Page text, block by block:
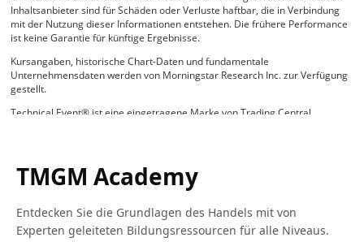
TMGM Academy
Entdecken Sie die Grundlagen des Handels mit von
Experten geleiteten Bildungsressourcen für alle Niveaus.